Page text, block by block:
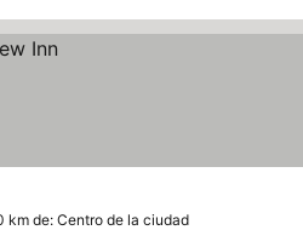
km de: Centro de la ciudad